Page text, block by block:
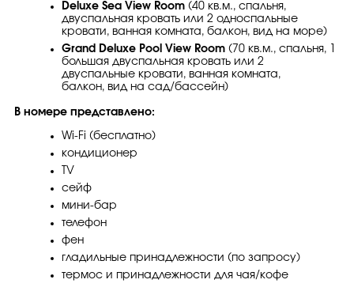
Deluxe Sea View Room (40 кв.м., спальня,
двуспальная кровать или 2 односпальные
кровати, ванная комната, балкон, вид на море)
Grand Deluxe Pool View Room (70 кв.м., спальня, 1
большая двуспальная кровать или 2
двуспальные кровати, ванная комната,
балкон, вид на сад/бассейн)
В номере представлено:
Wi-Fi (бесплатно)
кондиционер
TV
сейф
мини-бар
телефон
фен
гладильные принадлежности (по запросу)
термос и принадлежности для чая/кофе